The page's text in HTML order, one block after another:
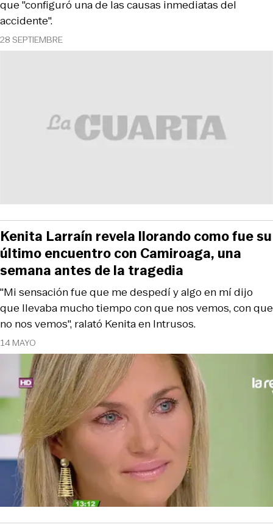
28 SEPTIEMBRE
que "configuró una de las causas inmediatas del
accidente".
14 MAYO
"Mi sensación fue que me despedí y algo en mí dijo
que llevaba mucho tiempo con que nos vemos, con que
no nos vemos", ralató Kenita en Intrusos.
Kenita Larraín revela llorando como fue su
último encuentro con Camiroaga, una
semana antes de la tragedia